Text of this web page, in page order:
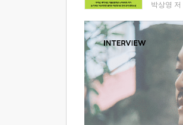
박상영 저